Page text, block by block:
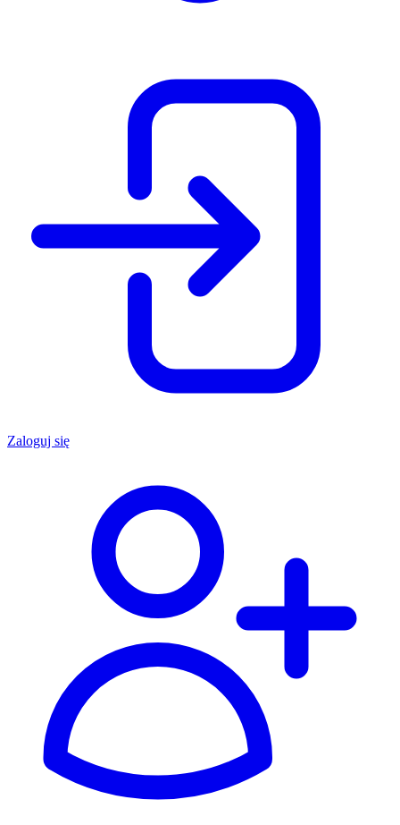
Zaloguj się